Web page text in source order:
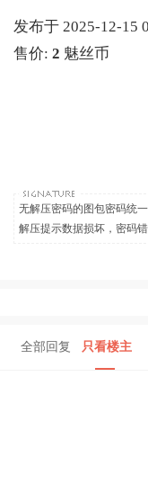
发布于 2025-12-15
售价: 2 魅丝币
无解压密码的图包密码统一
解压提示数据损坏，密码
全部回复 只看楼主